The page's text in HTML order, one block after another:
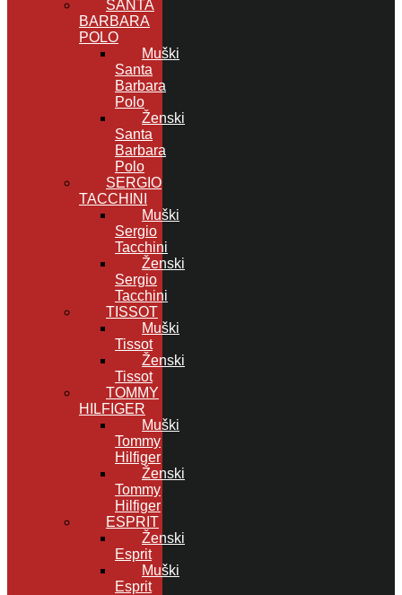
SANTA
BARBARA
POLO
Muški
Santa
Barbara
Polo
Ženski
Santa
Barbara
Polo
SERGIO
TACCHINI
Muški
Sergio
Tacchini
Ženski
Sergio
Tacchini
TISSOT
Muški
Tissot
Ženski
Tissot
TOMMY
HILFIGER
Muški
Tommy
Hilfiger
Ženski
Tommy
Hilfiger
ESPRIT
Ženski
Esprit
Muški
Esprit